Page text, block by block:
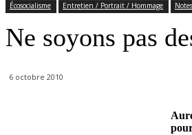
Écosocialisme Entretien / Portrait / Hommage
Ne soyons pas
6 octobre 2010